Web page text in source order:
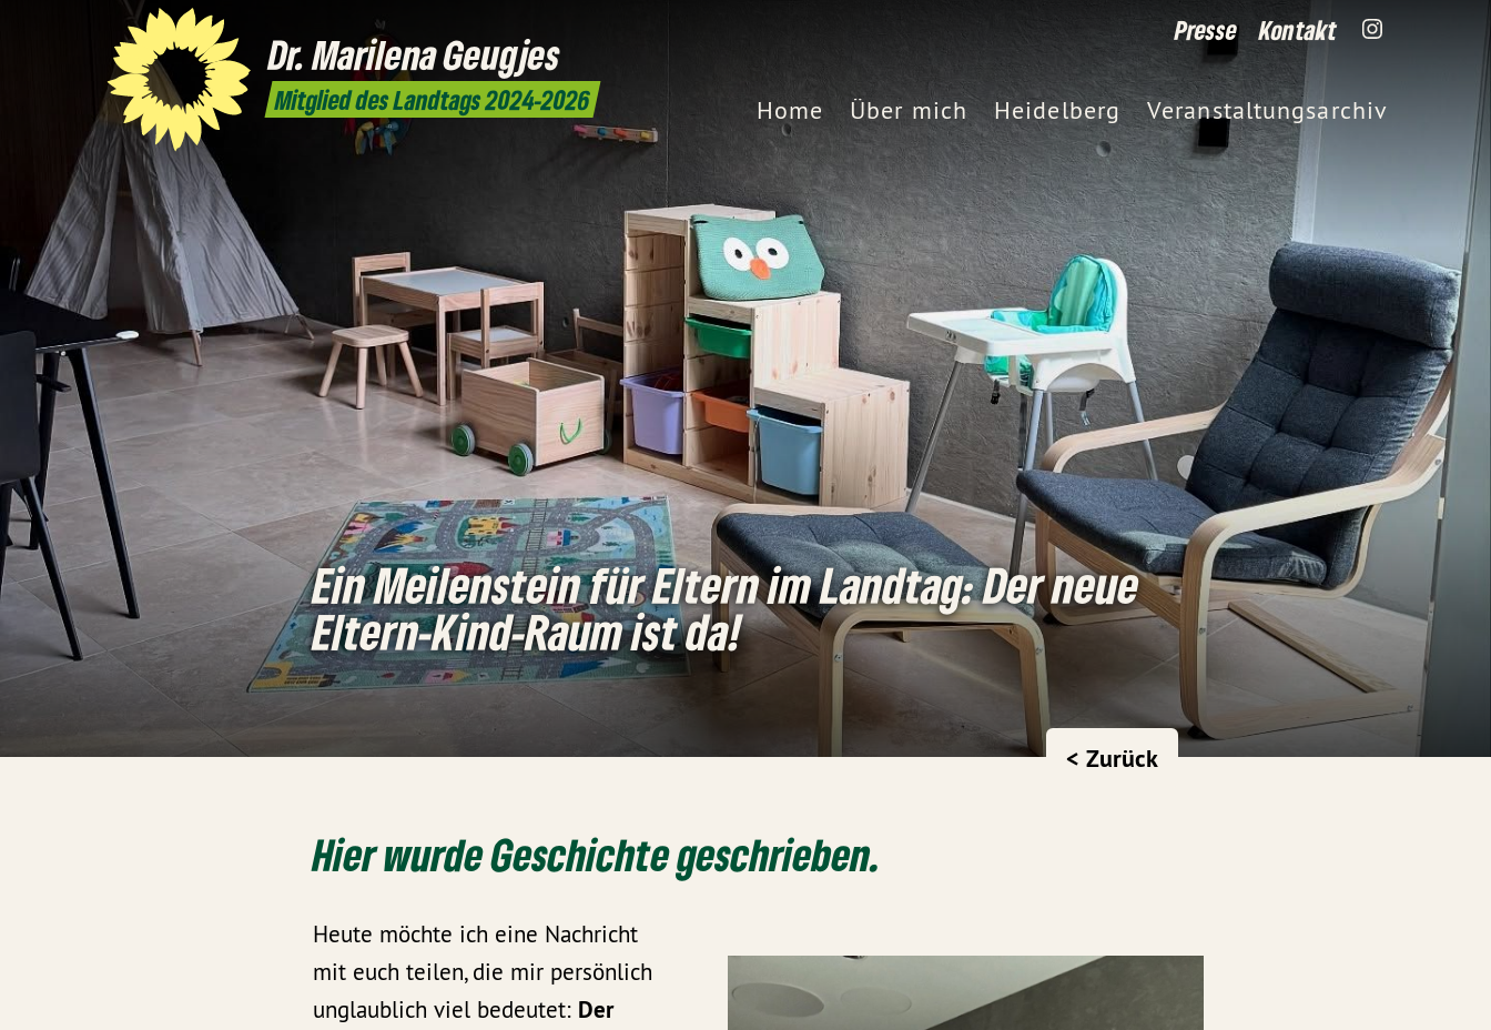
Dr. MarilenaGeugjes
Mitglied des Landtags 2024-2026
Presse Kontakt
Home Über mich Heidelberg Veranstaltungsarchiv
Ein Meilenstein für Eltern im Landtag: Der neue
Eltern-Kind-Raum ist da!
< Zurück
Hier wurde Geschichte geschrieben.
Heute möchte ich eine Nachricht
mit euch teilen, die mir persönlich
unglaublich viel bedeutet: Der